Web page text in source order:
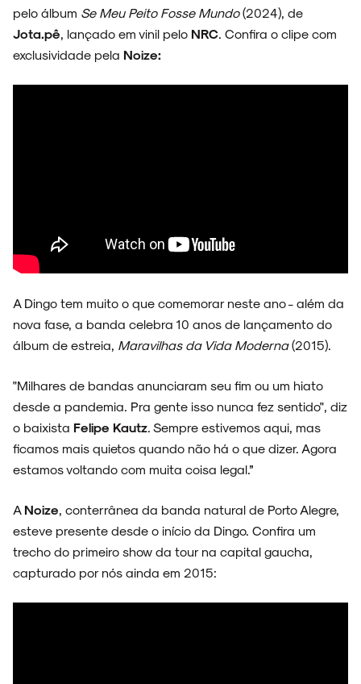
pelo álbum Se Meu Peito Fosse Mundo(2024), de
Jota.pê, lançado em vinil pelo NRC. Confira o clipe com
exclusividade pela Noize:
A Dingo tem muito o que comemorar neste ano - além da
nova fase, a banda celebra 10 anos de lançamento do
álbum de estreia, Maravilhas da Vida Moderna(2015).
"Milhares de bandas anunciaram seu fim ou um hiato
desde a pandemia. Pra gente isso nunca fez sentido", diz
o baixista Felipe Kautz. Sempre estivemos aqui, mas
ficamos mais quietos quando não há o que dizer. Agora
estamos voltando com muita coisa legal.”
A Noize, conterrânea da banda natural de Porto Alegre,
esteve presente desde o início da Dingo. Confira um
trecho do primeiro show da tour na capital gaucha,
capturado por nós ainda em 2015: